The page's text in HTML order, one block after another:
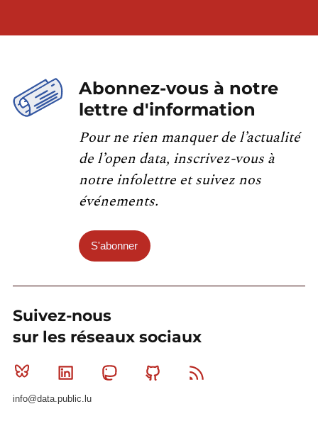
Abonnez-vous à notre
lettre d'information
Pour ne rien manquer de l’actualité
de l’open data, inscrivez-vous à
notre infolettre et suivez nos
événements.
S'abonner
Suivez-nous
sur les réseaux sociaux
Bluesky Linkedin MastodonGithub
info@data.public.lu